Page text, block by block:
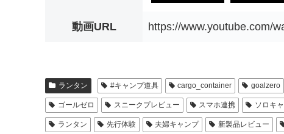
動画URL https://www.youtube.com/
ランタン #キャンプ道具 cargo_container goalzero
ゴールゼロ スニークプレビュー スマホ連携 ソロキ
ランタン 先行体験 夫婦キャンプ 新製品レビュー